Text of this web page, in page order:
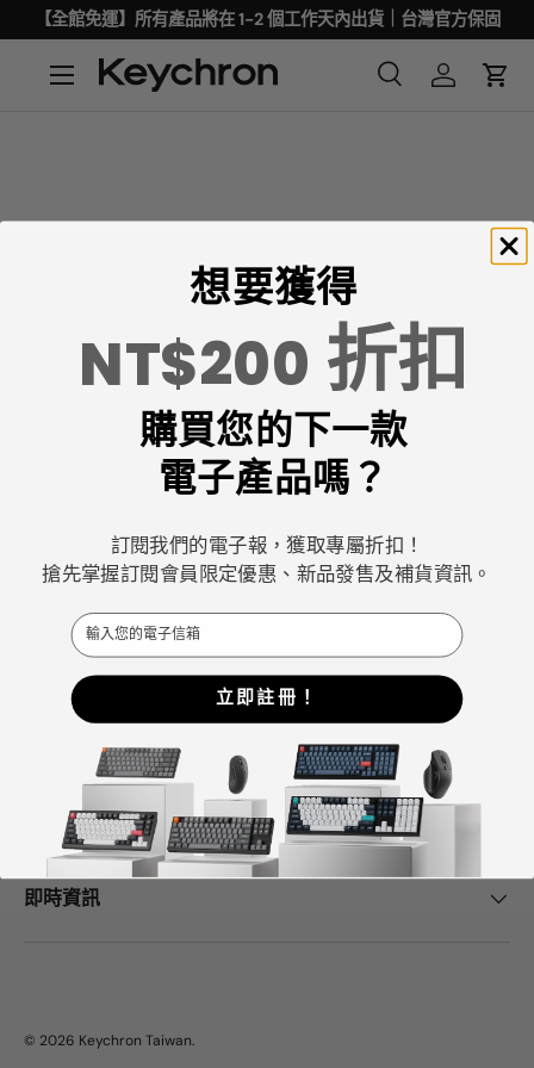
【全館免運】所有產品將在 1-2 個工作天內出貨｜台灣官方保固
Keychron專注於設計和製造高品質的鍵盤和滑鼠。
CNN、《紐約時報》、《The Verge》、《Wired》和
《PCWorld》都將Keychron評為最佳機械鍵盤製造商之
佳機械式鍵盤選擇。
FacebookYouTubeInstagram
Keychron中心
幫助與支持
即時資訊
© 2026 Keychron Taiwan.
想要獲得
NT$200 折扣
購買您的下一款
電子產品嗎？
訂閱我們的電子報，獲取專屬折扣！
搶先掌握訂閱會員限定優惠、新品發售及補貨資訊。
Email
立即註冊！